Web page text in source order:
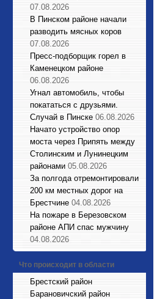
07.08.2026
В Пинском районе начали
разводить мясных коров
07.08.2026
Пресс-подборщик горел в
Каменецком районе
06.08.2026
Угнал автомобиль, чтобы
покататься с друзьями.
Случай в Пинске 06.08.2026
Начато устройство опор
моста через Припять между
Столинским и Лунинецким
районами 05.08.2026
За полгода отремонтировали
200 км местных дорог на
Брестчине 04.08.2026
На пожаре в Березовском
районе АПИ спас мужчину
04.08.2026
Что происходит в области
Брестский район
Барановичский район